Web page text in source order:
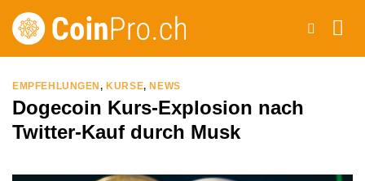
Zum
Inhalt
EMPFEHLUNGEN,KURSE,NEWS
Dogecoin Kurs-Explosion nach
Twitter-Kauf durch Musk